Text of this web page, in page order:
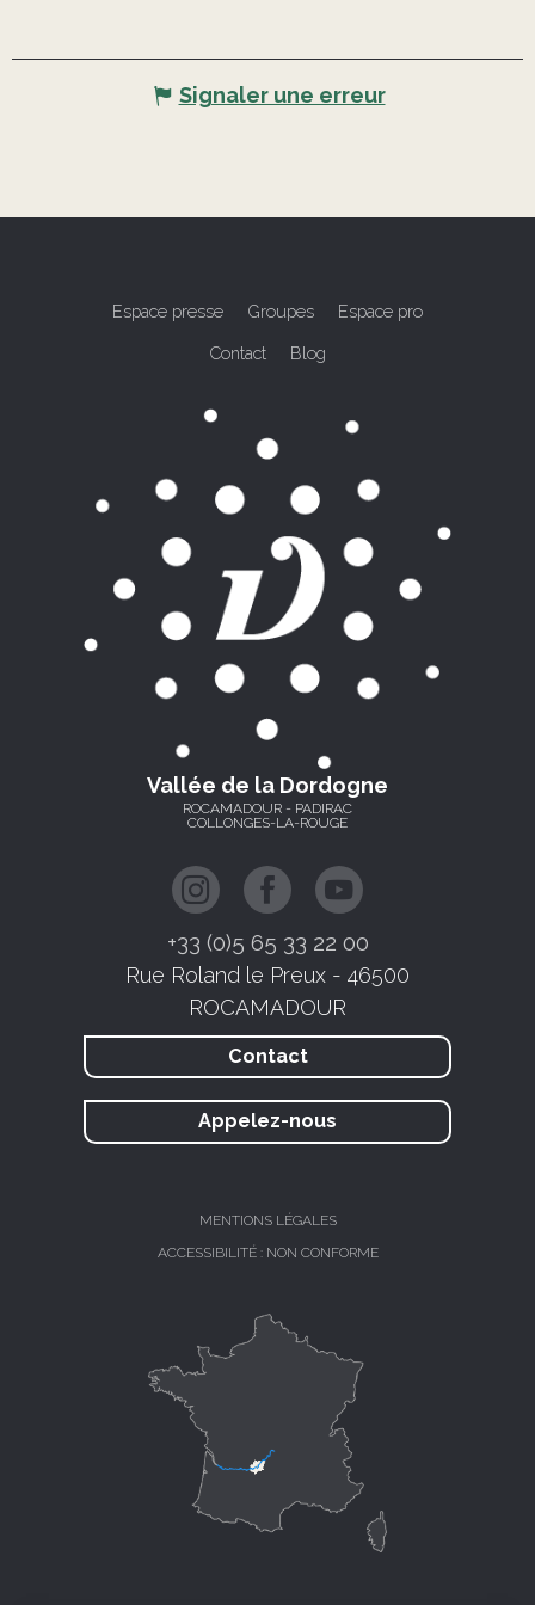
Signaler une erreur
Espace presse Groupes Espace pro
Contact Blog
Vallée de la Dordogne
ROCAMADOUR - PADIRAC
COLLONGES-LA-ROUGE
+33 (0)5 65 33 22 00
Rue Roland le Preux - 46500
ROCAMADOUR
Contact
Appelez-nous
MENTIONS LÉGALES
ACCESSIBILITÉ : NON CONFORME